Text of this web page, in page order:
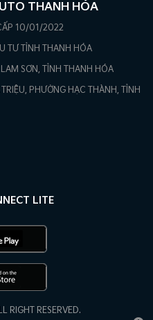
THANH HÓA
10/01/2022
TƯ TỈNH THANH HÓA
SƠN, TỈNH THANH HÓA
PHƯỜNG HẠC THÀNH, TỈNH
LITE
RIGHT RESERVED.